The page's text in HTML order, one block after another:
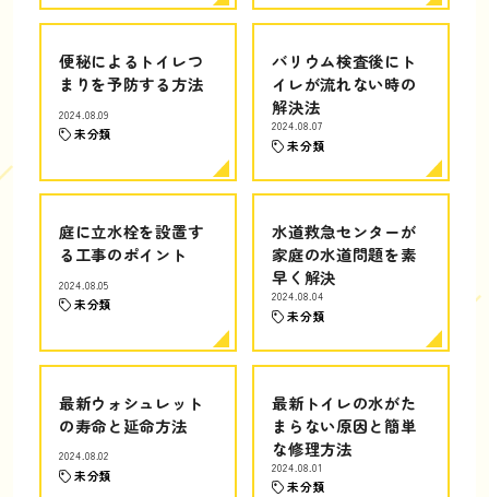
便秘によるトイレつ
まりを予防する方法
2024.08.09
未分類
バリウム検査後にト
イレが流れない時の
解決法
2024.08.07
未分類
庭に立水栓を設置す
る工事のポイント
2024.08.05
未分類
水道救急センターが
家庭の水道問題を素
早く解決
2024.08.04
未分類
最新ウォシュレット
の寿命と延命方法
2024.08.02
未分類
最新トイレの水がた
まらない原因と簡単
な修理方法
2024.08.01
未分類